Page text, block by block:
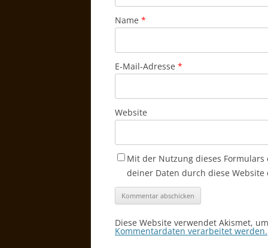
Name *
E-Mail-Adresse *
Website
Mit der Nutzung dieses
deiner Daten durch diese Website
Diese Website verwendet Akismet,
Kommentardaten verarbeitet werden.